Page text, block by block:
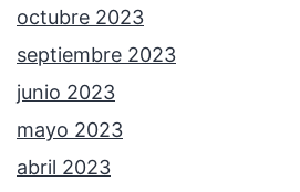
octubre 2023
septiembre 2023
junio 2023
mayo 2023
abril 2023